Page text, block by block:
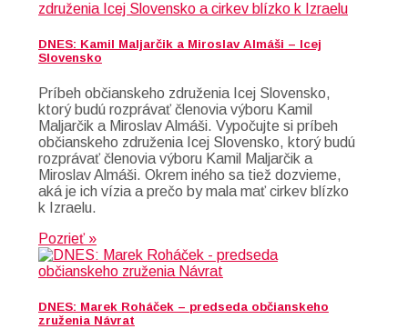
DNES: Kamil Maljarčik a Miroslav Almáši – Icej
Slovensko
Príbeh občianskeho združenia Icej Slovensko,
ktorý budú rozprávať členovia výboru Kamil
Maljarčik a Miroslav Almáši. Vypočujte si príbeh
občianskeho združenia Icej Slovensko, ktorý budú
rozprávať členovia výboru Kamil Maljarčik a
Miroslav Almáši. Okrem iného sa tiež dozvieme,
aká je ich vízia a prečo by mala mať cirkev blízko
k Izraelu.
Pozrieť »
DNES: Marek Roháček – predseda občianskeho
zruženia Návrat